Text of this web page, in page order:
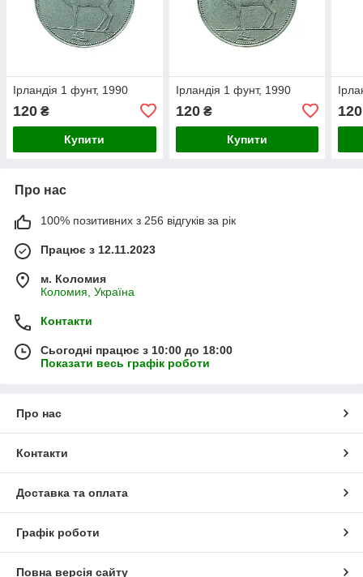
Ірландія 1 фунт, 1990
120 ₴
Купити
Ірландія 1 фунт, 1990
120₴
Купити
120
Про нас
100% позитивних з 256 відгуків за рік
Працює з 12.11.2023
м. Коломия
Коломия, Україна
Контакти
Сьогодні працює з 10:00 до 18:00
Показати весь графік роботи
Про нас
Контакти
Доставка та оплата
Графік роботи
Повна версія сайту